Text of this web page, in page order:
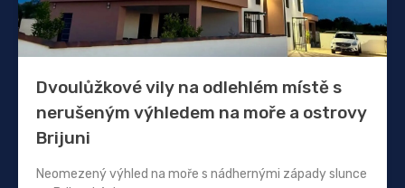
Dvoulůžkové vily na odlehlém místě s
nerušeným výhledem na moře a ostrovy
Brijuni
Neomezený výhled na moře s nádhernými západy slunce